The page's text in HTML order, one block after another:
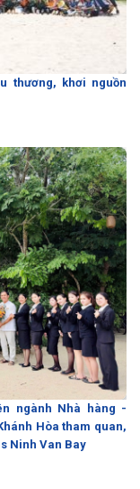
thương, khơi nguồn
ngành Nhà hàng -
Hòa tham quan,
Ninh Van Bay